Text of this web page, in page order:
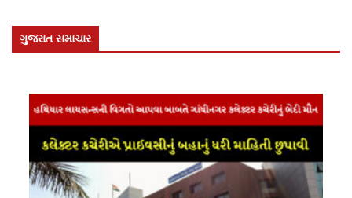
ગુજરાત સમાચાર